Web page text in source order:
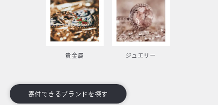
貴金属 ジュエリー
寄付できるブランドを探す